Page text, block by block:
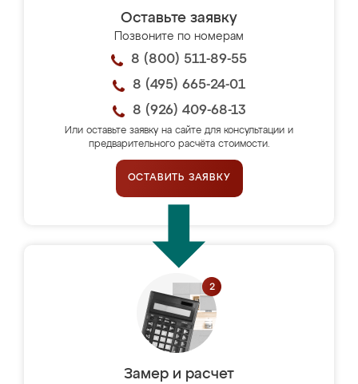
Оставьте заявку
Позвоните по номерам
8 (800) 511-89-55
8 (495) 665-24-01
8 (926) 409-68-13
Или оставьте заявку на сайте для консультации и
предварительного расчёта стоимости.
ОСТАВИТЬ ЗАЯВКУ
Замер и расчет